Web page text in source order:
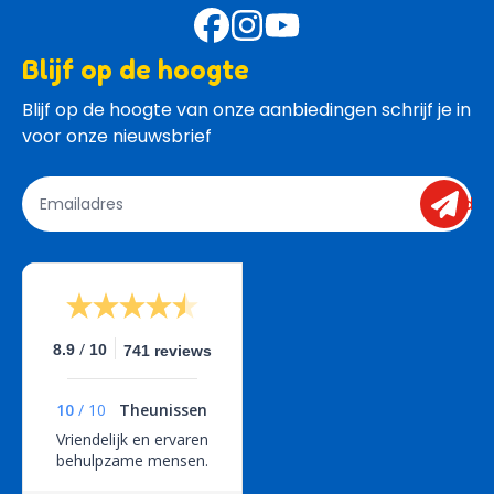
Blijf op de hoogte
Blijf op de hoogte van onze aanbiedingen schrijf je in
voor onze nieuwsbrief
send
8.9 / 10 741 reviews
10 / 10
Theunissen
Vriendelijk en ervaren
behulpzame mensen.